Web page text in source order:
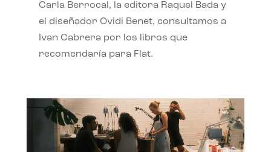
Carla Berrocal, la editora Raquel Bada y
el diseñador Ovidi Benet, consultamos a
Ivan Cabrera por los libros que
recomendaría para Flat.